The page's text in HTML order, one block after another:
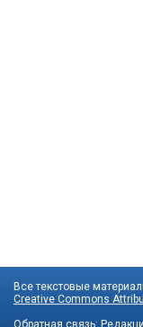
Все текстовые
Creative Commons
Обратная связь: